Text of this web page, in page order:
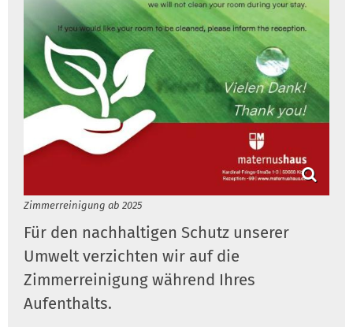
Zimmerreinigung ab 2025
Für den nachhaltigen Schutz unserer
Umwelt verzichten wir auf die
Zimmerreinigung während Ihres
Aufenthalts.